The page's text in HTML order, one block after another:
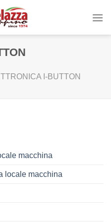
I-BUTTON
macchina
locale macchina